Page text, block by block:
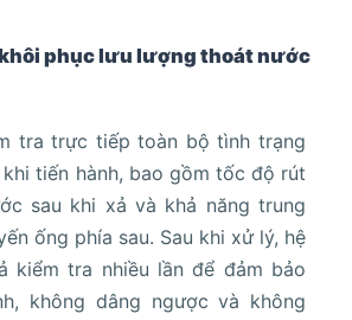
phục lưu lượng thoát nước
tra trực tiếp toàn bộ tình trạng
tiến hành, bao gồm tốc độ rút
sau khi xả và khả năng trung
ống phía sau. Sau khi xử lý, hệ
kiểm tra nhiều lần để đảm bảo
không dâng ngược và không